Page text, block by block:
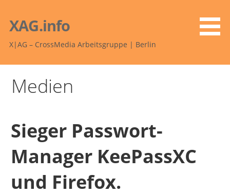
Inhalt
springen
XAG.info
X|AG – CrossMedia Arbeitsgruppe | Berlin
Medien
Sieger Passwort-
Manager KeePassXC
und Firefox.